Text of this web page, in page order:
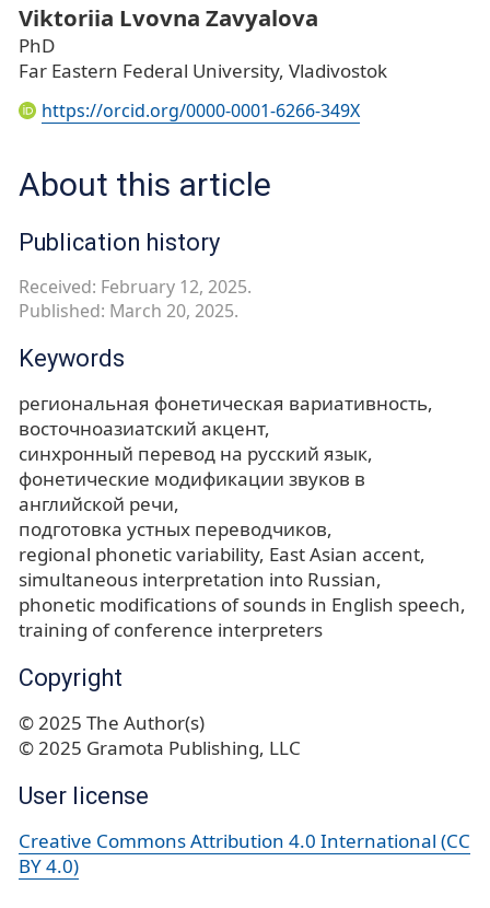
Viktoriia Lvovna Zavyalova
PhD
Far Eastern Federal University, Vladivostok
https://orcid.org/0000-0001-6266-349X
About this article
Publication history
Received: February 12, 2025.
Published: March 20, 2025.
Keywords
региональная фонетическая вариативность
восточноазиатский акцент
синхронный перевод на русский язык
фонетические модификации звуков в
английской речи
подготовка устных переводчиков
regional phonetic variability East Asian accent
simultaneous interpretation into Russian
phonetic modifications of sounds in English speech
training of conference interpreters
Copyright
© 2025 The Author(s)
© 2025 Gramota Publishing, LLC
User license
Creative Commons Attribution 4.0 International (CC
BY 4.0)